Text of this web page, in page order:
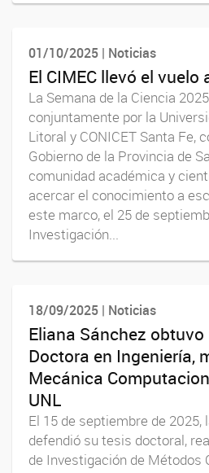
01/10/2025 | Noticias
El CIMEC llevó el vuelo
La Semana de la Ciencia
conjuntamente por la
Litoral y CONICET Santa Fe,
Gobierno de la Provincia de
comunidad académica y
acercar el conocimiento a
este marco, el 25 de
Investigación...
18/09/2025 | Noticias
Eliana Sánchez
Doctora en Ingeniería,
Mecánica
UNL
El 15 de septiembre de 2025,
defendió su tesis doctoral,
de Investigación de Métodos